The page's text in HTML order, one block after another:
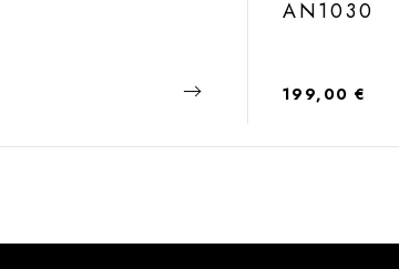
AN1030
Regulärer Preis:
199,00 €